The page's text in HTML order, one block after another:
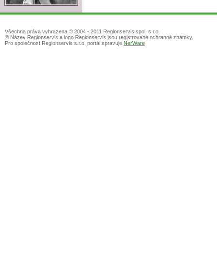
Všechna práva vyhrazena © 2004 - 2011 Regionservis spol. s r.o.
® Název Regionservis a logo Regionservis jsou registrované ochranné známky.
Pro společnost Regionservis s.r.o. portál spravuje NerWare